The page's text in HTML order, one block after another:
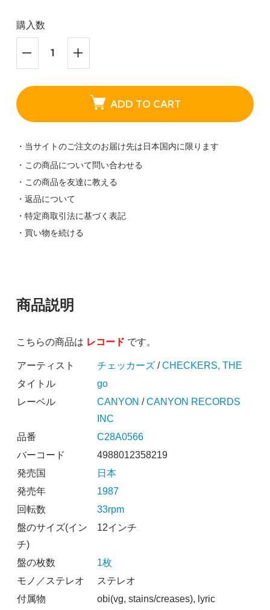
購入数
ADD TO CART
・当サイトのご注文のお届け先は日本国内に限ります
・この商品について問い合わせる
・この商品を友達に教える
・返品について
・特定商取引法に基づく表記
・買い物を続ける
商品説明
こちらの商品は レコード です。
アーティスト チェッカーズ/CHECKERS, THE
タイトル
go
レーベル
CANYON /CANYON RECORDS
INC
品番
C28A0566
バーコード
4988012358219
発売国
日本
発売年
1987
回転数
33rpm
盤のサイズ(イン
チ)
12インチ
盤の枚数
1枚
モノ／ステレオ
ステレオ
付属物
obi(vg, stains/creases), lyric